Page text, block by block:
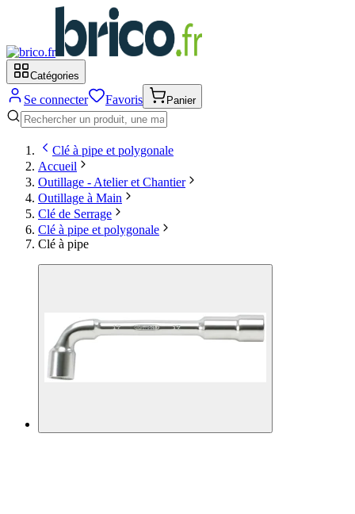
Catégories
Se connecter Favoris Panier
Clé à pipe et polygonale
Accueil
Outillage - Atelier et Chantier
Outillage à Main
Clé de Serrage
Clé à pipe et polygonale
Clé à pipe